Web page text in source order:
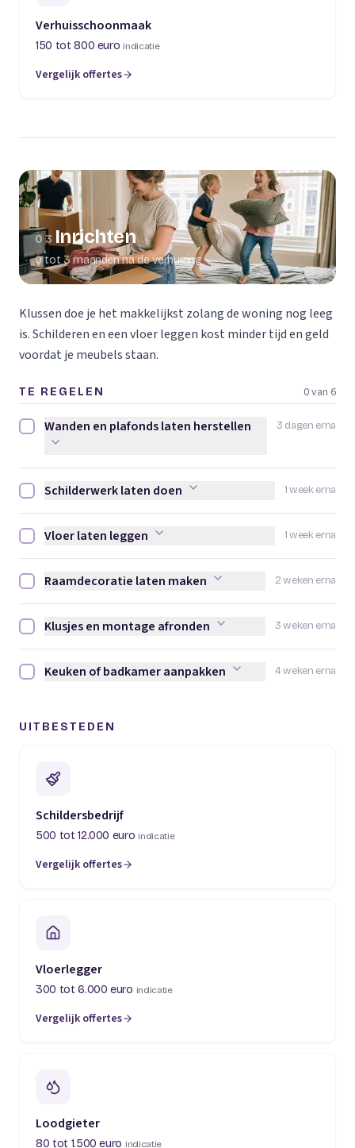
Verhuisschoonmaak
150 tot 800 euro indicatie
Vergelijk offertes
(opent in een nieuw tabblad)
03 Inrichten
0 tot 3 maanden na de verhuizing
Klussen doe je het makkelijkst zolang de woning nog leeg
is. Schilderen en een vloer leggen kost minder tijd en geld
voordat je meubels staan.
TE REGELEN 0 van 6
3 dagen erna
Wanden en plafonds laten herstellen afvinken
Wanden en plafonds laten herstellen
1 week erna
Schilderwerk laten doen afvinken
Schilderwerk laten doen
1 week erna
Vloer laten leggen afvinken
Vloer laten leggen
2 weken erna
Raamdecoratie laten maken afvinken
Raamdecoratie laten maken
3 weken erna
Klusjes en montage afronden afvinken
Klusjes en montage afronden
4 weken erna
Keuken of badkamer aanpakken afvinken
Keuken of badkamer aanpakken
UITBESTEDEN
Schildersbedrijf
500 tot 12.000 euro indicatie
Vergelijk offertes
(opent in een nieuw tabblad)
Vloerlegger
300 tot 6.000 euro indicatie
Vergelijk offertes
(opent in een nieuw tabblad)
Loodgieter
80 tot 1.500 euro indicatie